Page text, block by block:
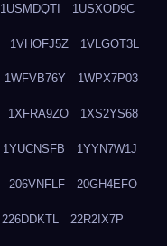
1USMDQTI 1USXOD9C
1VHOFJ5Z 1VLGOT3L
1WFVB76Y 1WPX7P03
1XFRA9ZO 1XS2YS68
1YUCNSFB 1YYN7W1J
206VNFLF 20GH4EFO
226DDKTL 22R2IX7P